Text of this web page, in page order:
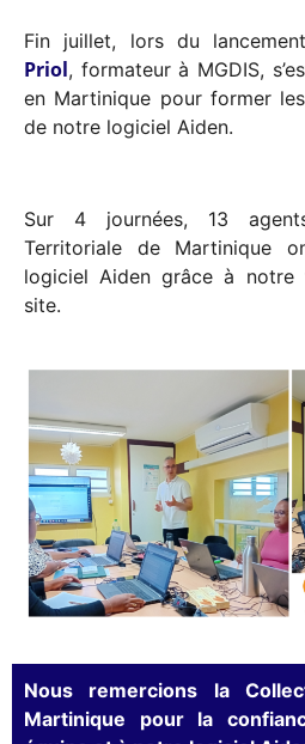
Fin juillet, lors du
Priol, formateur à MGDIS,
en Martinique pour former
de notre logiciel Aiden.
Sur 4 journées, 13
Territoriale de Martinique
logiciel Aiden grâce à notre
site.
Nous remercions la
Martinique pour la